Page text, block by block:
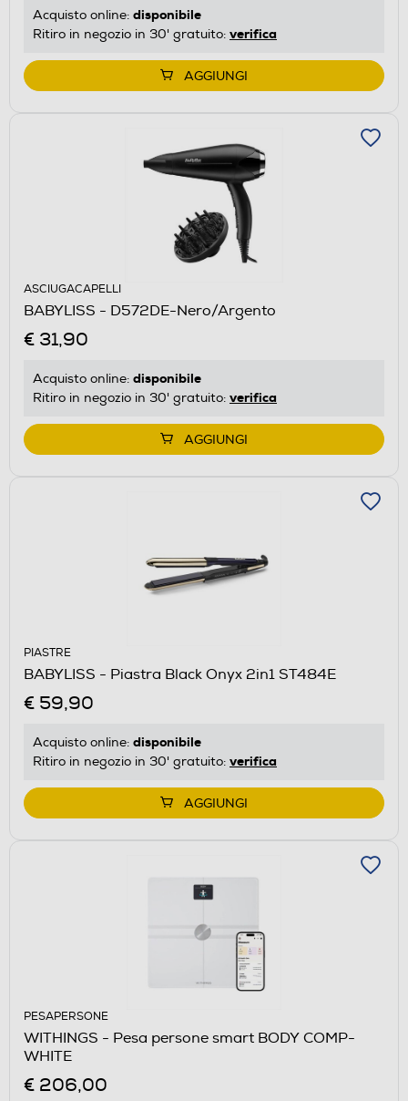
Acquisto online: disponibile
Ritiro in negozio in 30' gratuito: verifica
AGGIUNGI
ASCIUGACAPELLI
BABYLISS - D572DE-Nero/Argento
€ 31,90
Acquisto online: disponibile
Ritiro in negozio in 30' gratuito: verifica
AGGIUNGI
PIASTRE
BABYLISS - Piastra Black Onyx 2in1 ST484E
€ 59,90
Acquisto online: disponibile
Ritiro in negozio in 30' gratuito: verifica
AGGIUNGI
PESAPERSONE
WITHINGS - Pesa persone smart BODY COMP-
WHITE
€ 206,00